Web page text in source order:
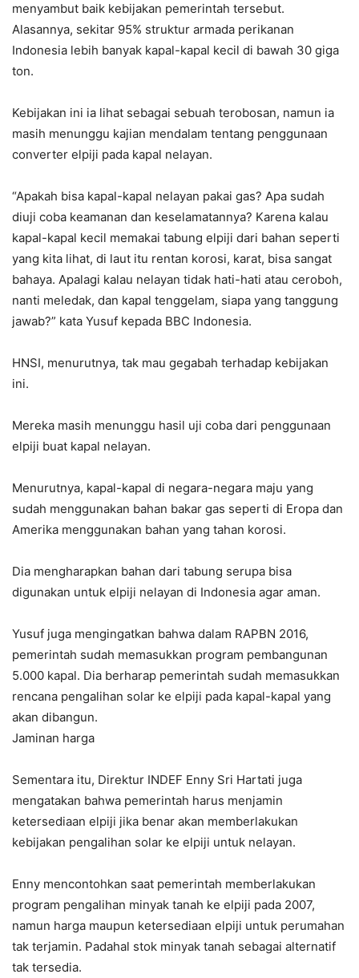
menyambut baik kebijakan pemerintah tersebut.
Alasannya, sekitar 95% struktur armada perikanan
Indonesia lebih banyak kapal-kapal kecil di bawah 30 giga
ton.
Kebijakan ini ia lihat sebagai sebuah terobosan, namun ia
masih menunggu kajian mendalam tentang penggunaan
converter elpiji pada kapal nelayan.
“Apakah bisa kapal-kapal nelayan pakai gas? Apa sudah
diuji coba keamanan dan keselamatannya? Karena kalau
kapal-kapal kecil memakai tabung elpiji dari bahan seperti
yang kita lihat, di laut itu rentan korosi, karat, bisa sangat
bahaya. Apalagi kalau nelayan tidak hati-hati atau ceroboh,
nanti meledak, dan kapal tenggelam, siapa yang tanggung
jawab?” kata Yusuf kepada BBC Indonesia.
HNSI, menurutnya, tak mau gegabah terhadap kebijakan
ini.
Mereka masih menunggu hasil uji coba dari penggunaan
elpiji buat kapal nelayan.
Menurutnya, kapal-kapal di negara-negara maju yang
sudah menggunakan bahan bakar gas seperti di Eropa dan
Amerika menggunakan bahan yang tahan korosi.
Dia mengharapkan bahan dari tabung serupa bisa
digunakan untuk elpiji nelayan di Indonesia agar aman.
Yusuf juga mengingatkan bahwa dalam RAPBN 2016,
pemerintah sudah memasukkan program pembangunan
5.000 kapal. Dia berharap pemerintah sudah memasukkan
rencana pengalihan solar ke elpiji pada kapal-kapal yang
akan dibangun.
Jaminan harga
Sementara itu, Direktur INDEF Enny Sri Hartati juga
mengatakan bahwa pemerintah harus menjamin
ketersediaan elpiji jika benar akan memberlakukan
kebijakan pengalihan solar ke elpiji untuk nelayan.
Enny mencontohkan saat pemerintah memberlakukan
program pengalihan minyak tanah ke elpiji pada 2007,
namun harga maupun ketersediaan elpiji untuk perumahan
tak terjamin. Padahal stok minyak tanah sebagai alternatif
tak tersedia.